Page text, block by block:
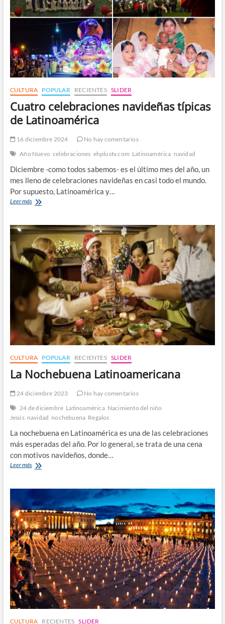
Diciembre
Enciende
Latinoamérica?
CULTURA POPULAR RECIENTES SLIDER
Cuatro celebraciones navideñas típicas
de Latinoamérica
16 diciembre 2024
No hay comentarios
Año Nuevo celebraciones ehplustv.com Latinoamérica navidad
Diciembre -como todos sabemos- es el último mes del año, un
mes lleno de celebraciones navideñas en casi todo el mundo.
Por supuesto, Latinoamérica y…
Leer másCuatro
típicas
de
Latinoamérica
CULTURA POPULAR RECIENTES SLIDER
La Nochebuena Latinoamericana
24 diciembre 2023
No hay comentarios
24 de diciembre Latinoamérica Nacimiento del niño
Jesús navidad nochebuena Regalos
La nochebuena en Latinoamérica es una de las celebraciones
más esperadas del año. Por lo general, se trata de una cena
con motivos navideños, donde…
Leer másLa
CULTURA RECIENTES SLIDER